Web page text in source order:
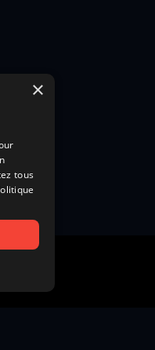
×
tous